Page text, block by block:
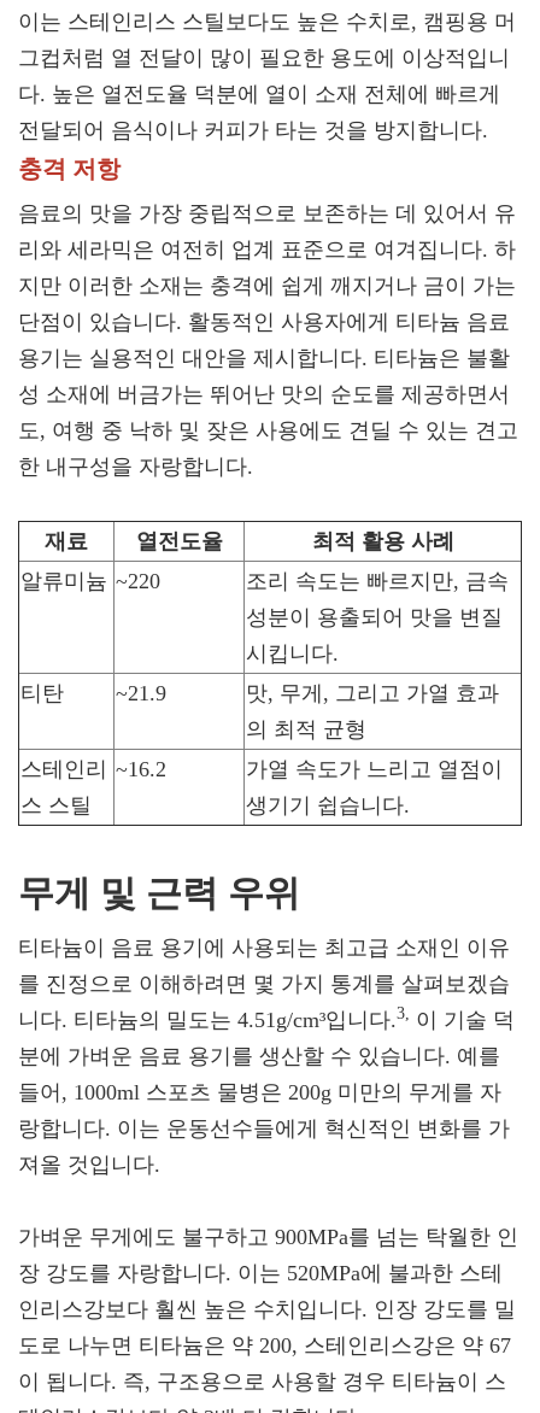
이는 스테인리스 스틸보다도 높은 수치로, 캠핑용 머
그컵처럼 열 전달이 많이 필요한 용도에 이상적입니
다. 높은 열전도율 덕분에 열이 소재 전체에 빠르게
전달되어 음식이나 커피가 타는 것을 방지합니다.
충격 저항
음료의 맛을 가장 중립적으로 보존하는 데 있어서 유
리와 세라믹은 여전히 ​​업계 표준으로 여겨집니다. 하
지만 이러한 소재는 충격에 쉽게 깨지거나 금이 가는
단점이 있습니다. 활동적인 사용자에게 티타늄 음료
용기는 실용적인 대안을 제시합니다. 티타늄은 불활
성 소재에 버금가는 뛰어난 맛의 순도를 제공하면서
도, 여행 중 낙하 및 잦은 사용에도 견딜 수 있는 견고
한 내구성을 자랑합니다.
재료 열전도율
최적 활용 사례
알류미늄 ~220
조리 속도는 빠르지만, 금속
성분이 용출되어 맛을 변질
시킵니다.
티탄
~21.9
맛, 무게, 그리고 가열 효과
의 최적 균형
스테인리
스 스틸
~16.2
가열 속도가 느리고 열점이
생기기 쉽습니다.
무게 및 근력 우위
티타늄이 음료 용기에 사용되는 최고급 소재인 이유
를 진정으로 이해하려면 몇 가지 통계를 살펴보겠습
니다. 티타늄의 밀도는 4.51g/cm³입니다.3, 이 기술 덕
분에 가벼운 음료 용기를 생산할 수 있습니다. 예를
들어, 1000ml 스포츠 물병은 200g 미만의 무게를 자
랑합니다. 이는 운동선수들에게 혁신적인 변화를 가
져올 것입니다.
가벼운 무게에도 불구하고 900MPa를 넘는 탁월한 인
장 강도를 자랑합니다. 이는 520MPa에 불과한 스테
인리스강보다 훨씬 높은 수치입니다. 인장 강도를 밀
도로 나누면 티타늄은 약 200, 스테인리스강은 약 67
이 됩니다. 즉, 구조용으로 사용할 경우 티타늄이 스